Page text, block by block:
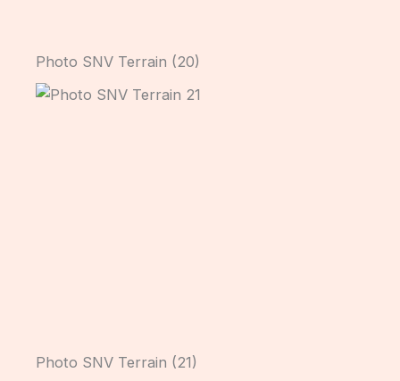
Photo SNV Terrain (20)
Photo SNV Terrain (21)